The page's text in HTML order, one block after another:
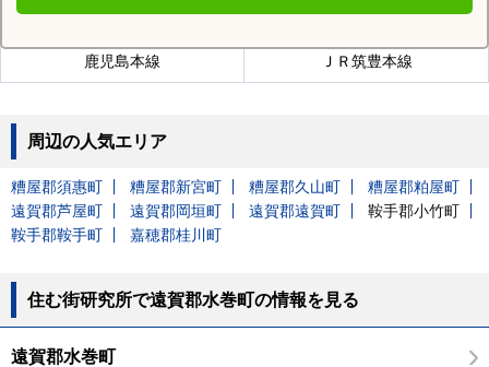
遠賀郡水巻町を通る沿線
鹿児島本線 ＪＲ筑豊本線
周辺の人気エリア
糟屋郡須惠町 糟屋郡新宮町 糟屋郡久山町
糟屋郡粕屋町
遠賀郡芦屋町
遠賀郡岡垣町 遠賀郡遠賀町
鞍手郡小竹町
鞍手郡鞍手町
嘉穂郡桂川町
住む街研究所で遠賀郡水巻町の情報を見る
遠賀郡水巻町